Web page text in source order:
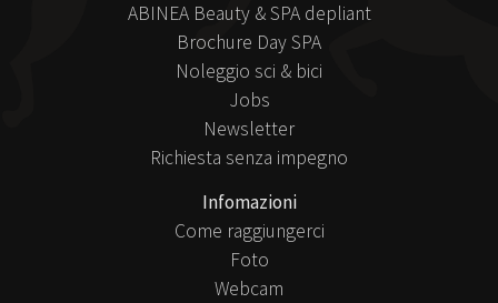
ABINEA Beauty & SPA depliant
Brochure Day SPA
Noleggio sci & bici
Jobs
Newsletter
Richiesta senza impegno
Infomazioni
Come raggiungerci
Foto
Webcam